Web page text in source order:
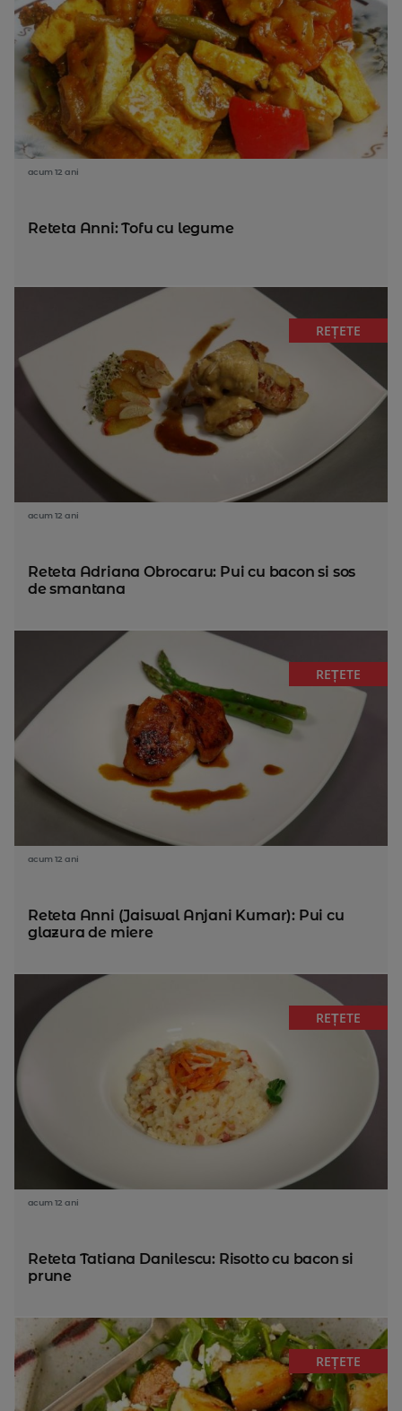
acum 12 ani
Reteta Anni: Tofu cu legume
REȚETE
acum 12 ani
Reteta Adriana Obrocaru: Pui cu bacon si sos
de smantana
REȚETE
acum 12 ani
Reteta Anni (Jaiswal Anjani Kumar): Pui cu
glazura de miere
REȚETE
acum 12 ani
Reteta Tatiana Danilescu: Risotto cu bacon si
prune
REȚETE